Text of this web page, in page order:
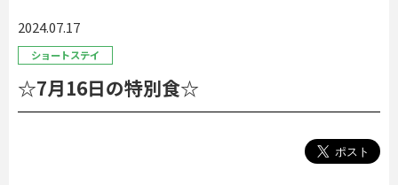
2024.07.17
ショートステイ
☆7月16日の特別食☆